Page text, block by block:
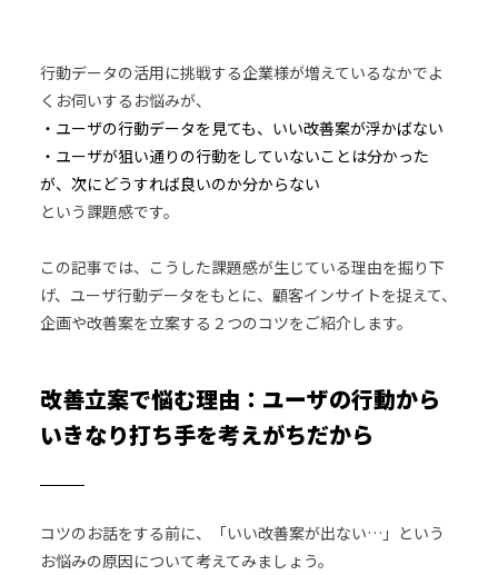
行動データの活用に挑戦する企業様が増えているなかでよ
くお伺いするお悩みが、
・ユーザの行動データを見ても、いい改善案が浮かばない
・ユーザが狙い通りの行動をしていないことは分かった
が、次にどうすれば良いのか分からない
という課題感です。
この記事では、こうした課題感が生じている理由を掘り下
げ、ユーザ行動データをもとに、顧客インサイトを捉えて、
企画や改善案を立案する２つのコツをご紹介します。
改善立案で悩む理由：ユーザの行動から
いきなり打ち手を考えがちだから
コツのお話をする前に、「いい改善案が出ない…」という
お悩みの原因について考えてみましょう。